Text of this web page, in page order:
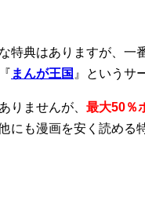
特典はありますが、一
まんが王国 』というサ
りませんが、 最大50％
にも漫画を安く読める